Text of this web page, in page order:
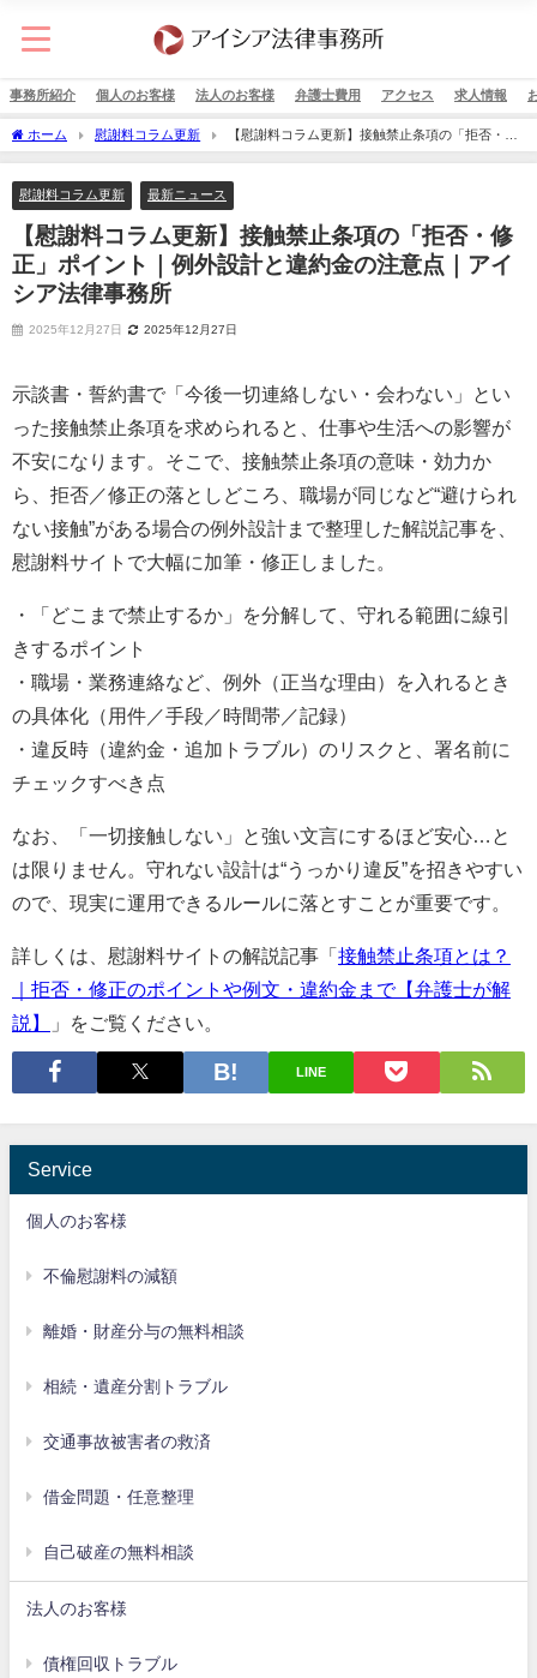
事務所紹介 個人のお客様 法人のお客様 弁護士費用 アクセス 求人情報
ホーム 慰謝料コラム更新
【慰謝料コラム更新】接触禁止条項の「拒否・修
正」ポイント｜例外設計と違約金の注意点｜アイシア法律事務所
慰謝料コラム更新 最新ニュース
【慰謝料コラム更新】接触禁止条項の「拒否・修
正」ポイント｜例外設計と違約金の注意点｜アイ
シア法律事務所
2025年12月27日 2025年12月27日
示談書・誓約書で「今後一切連絡しない・会わない」とい
った接触禁止条項を求められると、仕事や生活への影響が
不安になります。そこで、接触禁止条項の意味・効力か
ら、拒否／修正の落としどころ、職場が同じなど“避けられ
ない接触”がある場合の例外設計まで整理した解説記事を、
慰謝料サイトで大幅に加筆・修正しました。
・「どこまで禁止するか」を分解して、守れる範囲に線引
きするポイント
・職場・業務連絡など、例外（正当な理由）を入れるとき
の具体化（用件／手段／時間帯／記録）
・違反時（違約金・追加トラブル）のリスクと、署名前に
チェックすべき点
なお、「一切接触しない」と強い文言にするほど安心…と
は限りません。守れない設計は“うっかり違反”を招きやすい
ので、現実に運用できるルールに落とすことが重要です。
詳しくは、慰謝料サイトの解説記事「 接触禁止条項とは？
｜拒否・修正のポイントや例文・違約金まで【弁護士が解
説】
」をご覧ください。
LINE
Service
個人のお客様
不倫慰謝料の減額
離婚・財産分与の無料相談
相続・遺産分割トラブル
交通事故被害者の救済
借金問題・任意整理
自己破産の無料相談
法人のお客様
債権回収トラブル